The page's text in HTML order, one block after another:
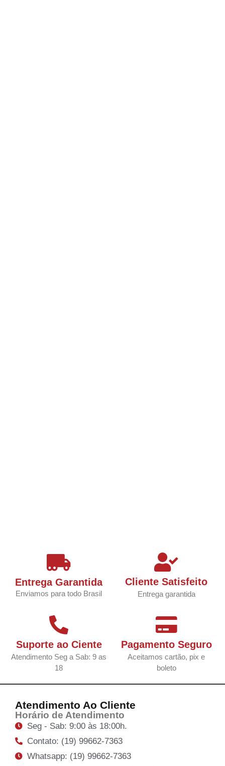
Entrega Garantida
Enviamos para todo Brasil
Cliente Satisfeito
Entrega garantida
Suporte ao Ciente
Atendimento Seg a Sab: 9 as
18
Pagamento Seguro
Aceitamos cartão, pix e
boleto
Atendimento Ao Cliente
Horário de Atendimento
Seg - Sab: 9:00 às 18:00h.
Contato: (19) 99662-7363
Whatsapp: (19) 99662-7363